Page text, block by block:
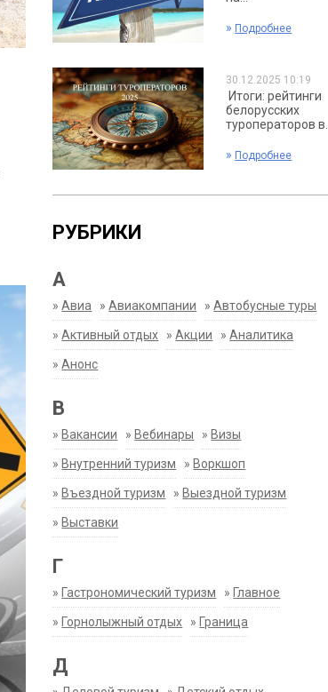
» Подробнее
30.12.2025 10:19
Итоги: рейтинги
белорусских
туроператоров в...
» Подробнее
РУБРИКИ
А
»Авиа »Авиакомпании »Автобусные туры
»Активный отдых »Акции »Аналитика
»Анонс
В
» Вакансии » Вебинары » Визы
» Внутренний туризм » Воркшоп
» Въездной туризм » Выездной туризм
» Выставки
Г
» Гастрономический туризм » Главное
» Горнолыжный отдых » Граница
Д